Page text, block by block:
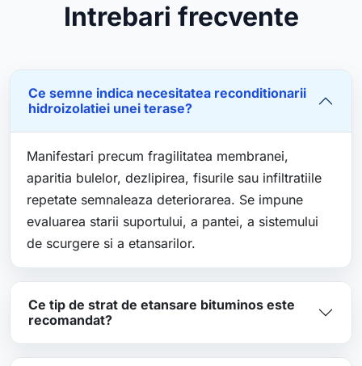
Intrebari frecvente
Ce semne indica necesitatea reconditionarii
hidroizolatiei unei terase?
Manifestari precum fragilitatea membranei,
aparitia bulelor, dezlipirea, fisurile sau infiltratiile
repetate semnaleaza deteriorarea. Se impune
evaluarea starii suportului, a pantei, a sistemului
de scurgere si a etansarilor.
Ce tip de strat de etansare bituminos este
recomandat?